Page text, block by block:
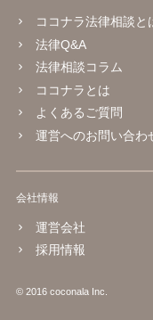
ココナラ法律相談と
法律Q&A
法律相談コラム
ココナラとは
よくあるご質問
運営へのお問い合わ
会社情報
運営会社
採用情報
© 2016 coconala Inc.